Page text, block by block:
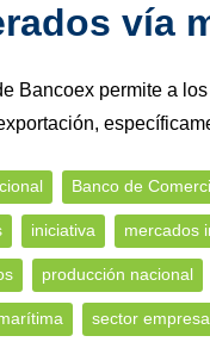
vía
Bancoex permite a
Banco de
iniciativa mercados
producción nacional
sector